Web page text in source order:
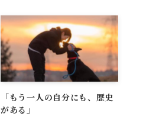
「もう一人の自分にも、歴史
がある」